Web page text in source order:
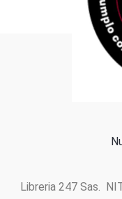
Libreria 247 Sas.